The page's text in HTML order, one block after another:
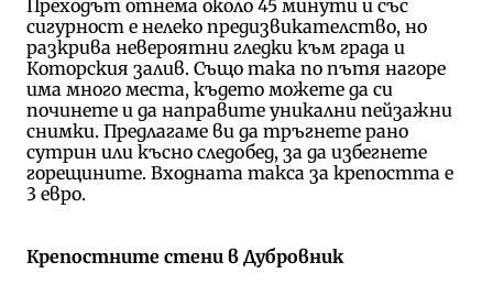
Преходът отнема около 45 минути и със
сигурност е нелеко предизвикателство, но
разкрива невероятни гледки към града и
Которския залив. Също така по пътя нагоре
има много места, където можете да си
починете и да направите уникални пейзажни
снимки. Предлагаме ви да тръгнете рано
сутрин или късно следобед, за да избегнете
горещините. Входната такса за крепостта е
3 евро.
Крепостните стени в Дубровник